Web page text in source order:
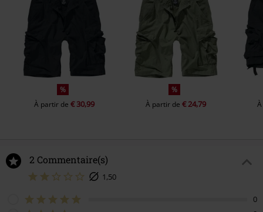
%
À partir de€ 30,99
%
À partir de€ 24,79
2 Commentaire(s)
1,50
0